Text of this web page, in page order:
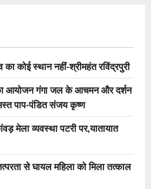
कोई स्थान नहीं-श्रीमहंत रविंद्रपुरी
आयोजन गंगा जल के आचमन और दर्शन
पाप-पंडित संजय कृष्ण
मेला व्यवस्था पटरी पर,यातायात
से घायल महिला को मिला तत्काल